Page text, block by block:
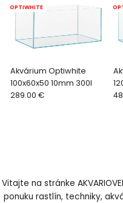
Akvárium Optiwhite
100x60x50 10mm 300l
OPTIWHITE
289.00 €
Vitajte na stránke
ponuku rastlín, techniky,